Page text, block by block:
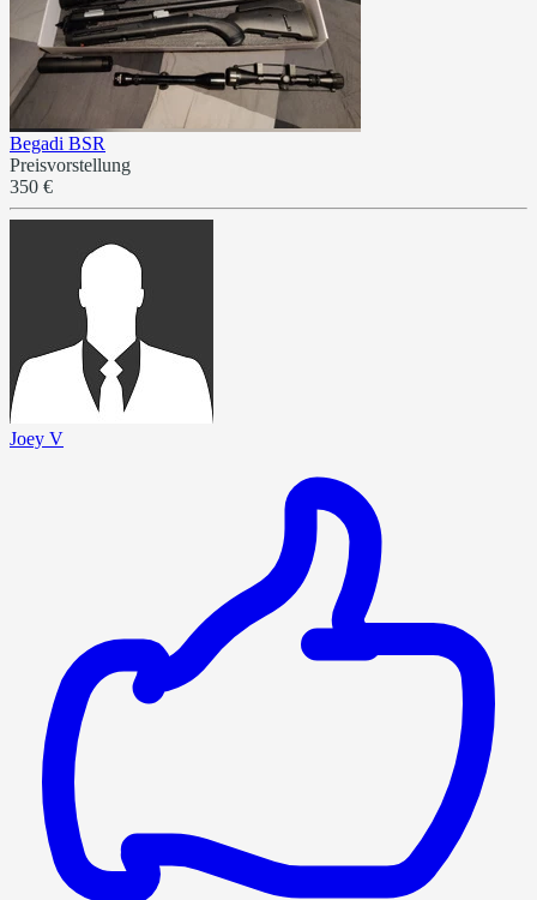
Begadi BSR
Preisvorstellung
350 €
Joey V